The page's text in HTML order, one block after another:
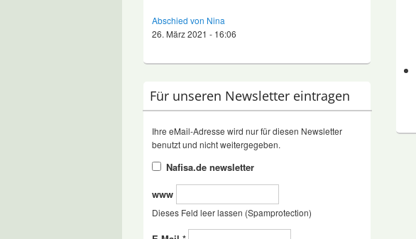
Abschied von Nina
26. März 2021 - 16:06
Für unseren Newsletter eintragen
Ihre eMail-Adresse wird nur für diesen Newsletter
benutzt und nicht weitergegeben.
Nafisa.de newsletter
www
Dieses Feld leer lassen (Spamprotection)